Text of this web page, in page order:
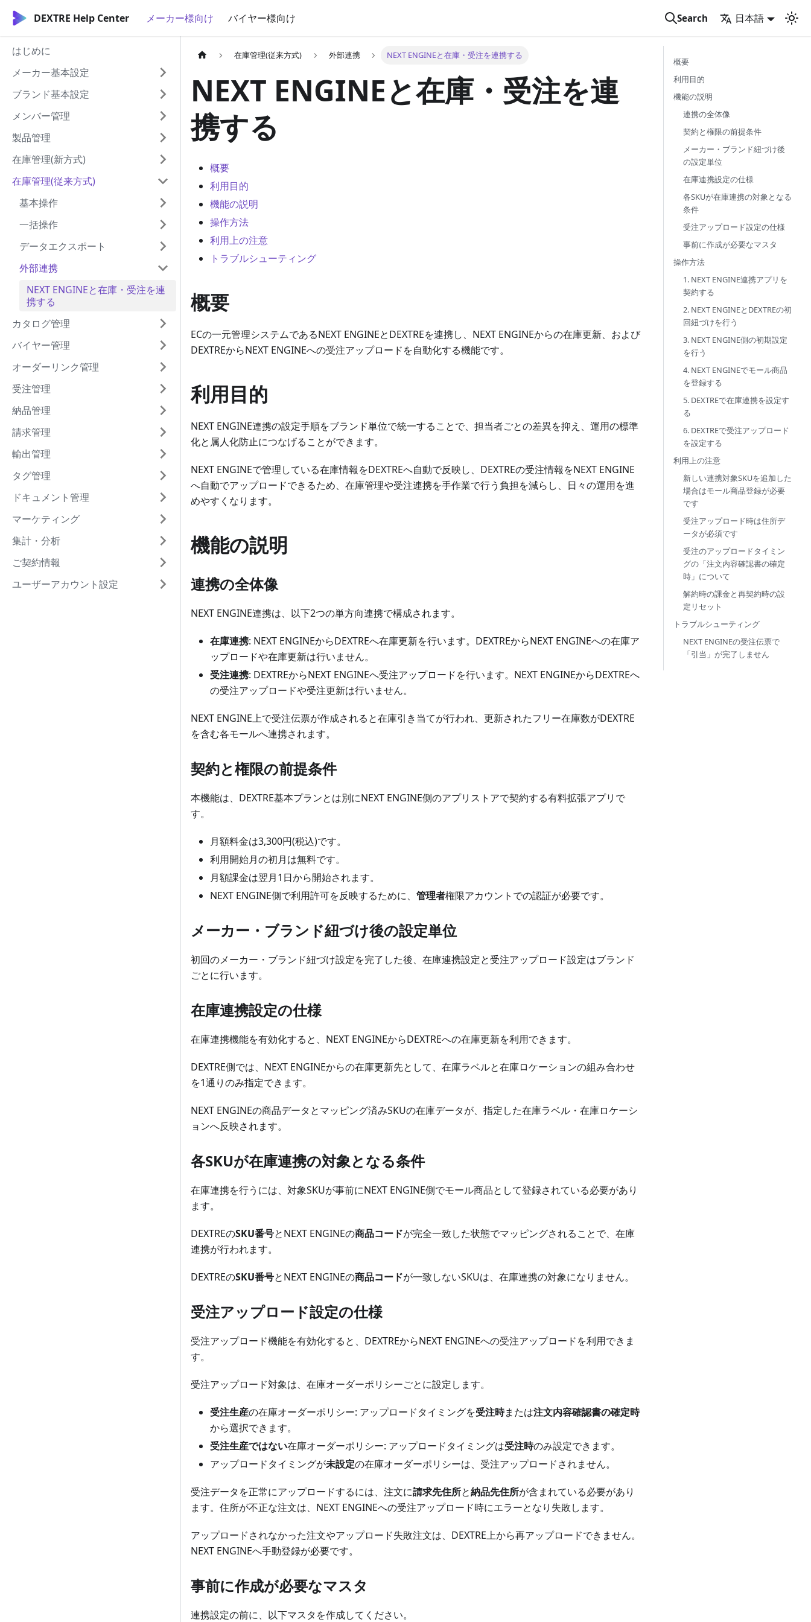
DEXTRE Help Center メーカー様向け バイヤー様向け Search 日本語
はじめに
メーカー基本設定
ブランド基本設定
メンバー管理
製品管理
在庫管理(新方式)
在庫管理(従来方式)
基本操作
一括操作
データエクスポート
外部連携
NEXT ENGINEと在庫・受注を連
携する
カタログ管理
バイヤー管理
オーダーリンク管理
受注管理
納品管理
請求管理
輸出管理
タグ管理
ドキュメント管理
マーケティング
集計・分析
ご契約情報
ユーザーアカウント設定
在庫管理(従来方式) 外部連携 NEXT ENGINEと在庫・受注を連携する
NEXT ENGINEと在庫・受注を連
携する
概要
利用目的
機能の説明
操作方法
利用上の注意
トラブルシューティング
概要
ECの一元管理システムであるNEXT ENGINEとDEXTREを連携し、NEXT ENGINEからの在庫更新、および
DEXTREからNEXT ENGINEへの受注アップロードを自動化する機能です。
利用目的
NEXT ENGINE連携の設定手順をブランド単位で統一することで、担当者ごとの差異を抑え、運用の標準
化と属人化防止につなげることができます。
NEXT ENGINEで管理している在庫情報をDEXTREへ自動で反映し、DEXTREの受注情報をNEXT ENGINE
へ自動でアップロードできるため、在庫管理や受注連携を手作業で行う負担を減らし、日々の運用を進
めやすくなります。
機能の説明
連携の全体像
NEXT ENGINE連携は、以下2つの単方向連携で構成されます。
在庫連携: NEXT ENGINEからDEXTREへ在庫更新を行います。DEXTREからNEXT ENGINEへの在庫ア
ップロードや在庫更新は行いません。
受注連携: DEXTREからNEXT ENGINEへ受注アップロードを行います。NEXT ENGINEからDEXTREへ
の受注アップロードや受注更新は行いません。
NEXT ENGINE上で受注伝票が作成されると在庫引き当てが行われ、更新されたフリー在庫数がDEXTRE
を含む各モールへ連携されます。
契約と権限の前提条件
本機能は、DEXTRE基本プランとは別にNEXT ENGINE側のアプリストアで契約する有料拡張アプリで
す。
月額料金は3,300円(税込)です。
利用開始月の初月は無料です。
月額課金は翌月1日から開始されます。
NEXT ENGINE側で利用許可を反映するために、 管理者権限アカウントでの認証が必要です。
メーカー・ブランド紐づけ後の設定単位
初回のメーカー・ブランド紐づけ設定を完了した後、在庫連携設定と受注アップロード設定はブランド
ごとに行います。
在庫連携設定の仕様
在庫連携機能を有効化すると、NEXT ENGINEからDEXTREへの在庫更新を利用できます。
DEXTRE側では、NEXT ENGINEからの在庫更新先として、在庫ラベルと在庫ロケーションの組み合わせ
を1通りのみ指定できます。
NEXT ENGINEの商品データとマッピング済みSKUの在庫データが、指定した在庫ラベル・在庫ロケーシ
ョンへ反映されます。
各SKUが在庫連携の対象となる条件
在庫連携を行うには、対象SKUが事前にNEXT ENGINE側でモール商品として登録されている必要があり
ます。
DEXTREのSKU番号とNEXT ENGINEの商品コードが完全一致した状態でマッピングされることで、在庫
連携が行われます。
DEXTREのSKU番号とNEXT ENGINEの商品コードが一致しないSKUは、在庫連携の対象になりません。
受注アップロード設定の仕様
受注アップロード機能を有効化すると、DEXTREからNEXT ENGINEへの受注アップロードを利用できま
す。
受注アップロード対象は、在庫オーダーポリシーごとに設定します。
受注生産の在庫オーダーポリシー: アップロードタイミングを受注時または注文内容確認書の確定時
から選択できます。
受注生産ではない在庫オーダーポリシー: アップロードタイミングは受注時のみ設定できます。
アップロードタイミングが未設定の在庫オーダーポリシーは、受注アップロードされません。
受注データを正常にアップロードするには、注文に請求先住所と納品先住所が含まれている必要があり
ます。住所が不正な注文は、NEXT ENGINEへの受注アップロード時にエラーとなり失敗します。
アップロードされなかった注文やアップロード失敗注文は、DEXTRE上から再アップロードできません。
NEXT ENGINEへ手動登録が必要です。
事前に作成が必要なマスタ
連携設定の前に、以下マスタを作成してください。
概要
利用目的
機能の説明
連携の全体像
契約と権限の前提条件
メーカー・ブランド紐づけ後
の設定単位
在庫連携設定の仕様
各SKUが在庫連携の対象となる
条件
受注アップロード設定の仕様
事前に作成が必要なマスタ
操作方法
1. NEXT ENGINE連携アプリを
契約する
2. NEXT ENGINEとDEXTREの初
回紐づけを行う
3. NEXT ENGINE側の初期設定
を行う
4. NEXT ENGINEでモール商品
を登録する
5. DEXTREで在庫連携を設定す
る
6. DEXTREで受注アップロード
を設定する
利用上の注意
新しい連携対象SKUを追加した
場合はモール商品登録が必要
です
受注アップロード時は住所デ
ータが必須です
受注のアップロードタイミン
グの「注文内容確認書の確定
時」について
解約時の課金と再契約時の設
定リセット
トラブルシューティング
NEXT ENGINEの受注伝票で
「引当」が完了しません